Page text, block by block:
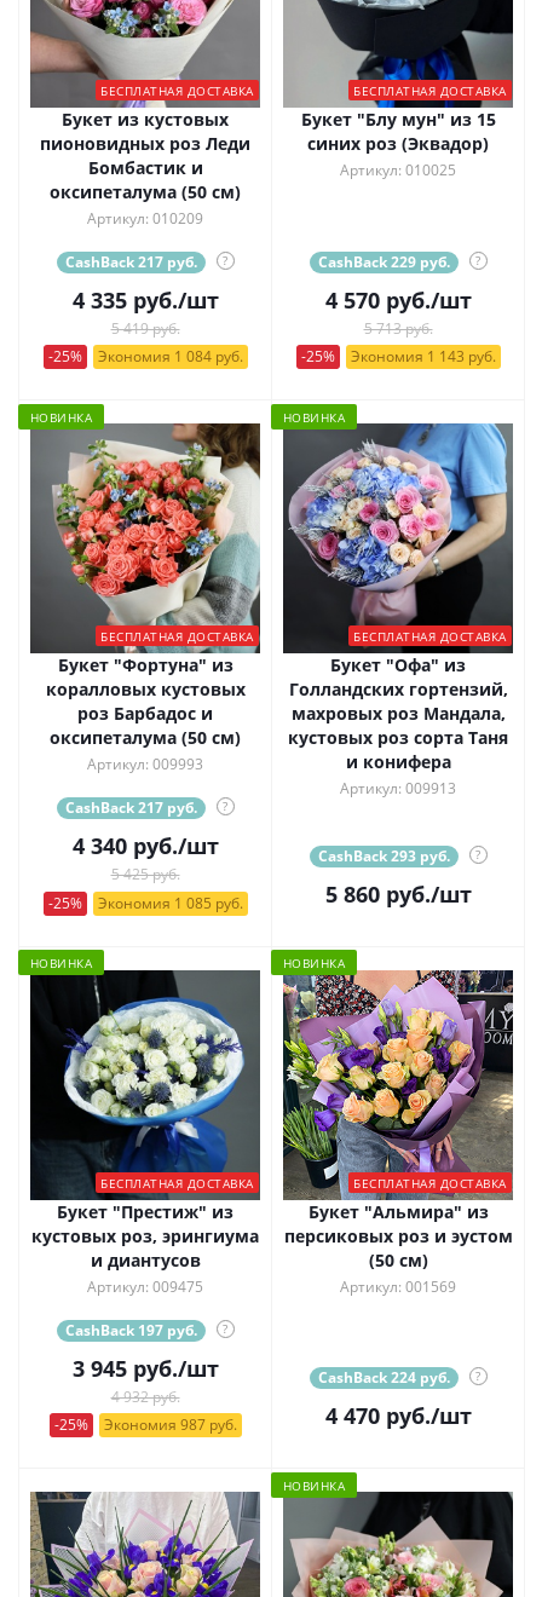
БЕСПЛАТНАЯ ДОСТАВКА
Букет из кустовых
пионовидных роз Леди
Бомбастик и
оксипеталума (50 см)
Артикул: 010209
CashBack 217 руб. ?
4 335руб./шт
5 419 руб.
-25%
Экономия 1 084 руб.
БЕСПЛАТНАЯ ДОСТАВКА
Букет "Блу мун" из 15
синих роз (Эквадор)
Артикул: 010025
CashBack 229 руб. ?
4 570руб./шт
5 713 руб.
-25%
Экономия 1 143 руб.
НОВИНКА
БЕСПЛАТНАЯ ДОСТАВКА
Букет "Фортуна" из
коралловых кустовых
роз Барбадос и
оксипеталума (50 см)
Артикул: 009993
CashBack 217 руб. ?
4 340руб./шт
5 425 руб.
-25%
Экономия 1 085 руб.
НОВИНКА
БЕСПЛАТНАЯ ДОСТАВКА
Букет "Офа" из
Голландских гортензий,
махровых роз Мандала,
кустовых роз сорта Таня
и конифера
Артикул: 009913
CashBack 293 руб. ?
5 860руб./шт
НОВИНКА
БЕСПЛАТНАЯ ДОСТАВКА
Букет "Престиж" из
кустовых роз, эрингиума
и диантусов
Артикул: 009475
CashBack 197 руб. ?
3 945руб./шт
4 932 руб.
-25%
Экономия 987 руб.
НОВИНКА
БЕСПЛАТНАЯ ДОСТАВКА
Букет "Альмира" из
персиковых роз и эустом
(50 см)
Артикул: 001569
CashBack 224 руб. ?
4 470руб./шт
НОВИНКА